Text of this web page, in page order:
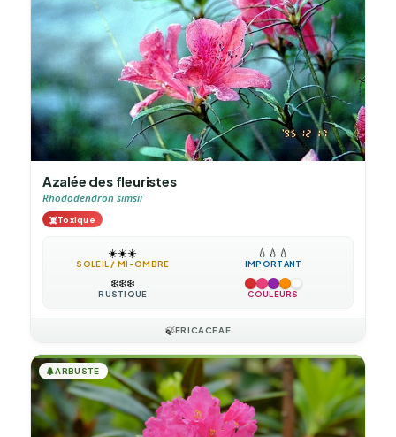
Azalée des fleuristes
Rhododendron simsii
☠️Toxique
☀️☀️☀️
SOLEIL / MI-OMBRE
💧 💧 💧
IMPORTANT
❄️❄️❄️
RUSTIQUE COULEURS
🍃ERICACEAE
🌲ARBUSTE